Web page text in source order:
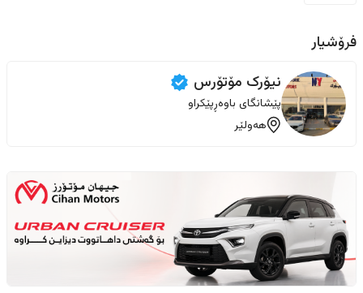
فرۆشیار
نیۆرک مۆتۆرس
پێشانگای باوەڕپێکراو
هەولێر